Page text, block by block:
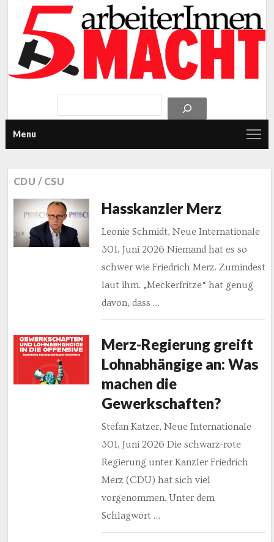
Menu
CDU / CSU
Hasskanzler Merz
Leonie Schmidt, Neue Internationale
301, Juni 2026 Niemand hat es so
schwer wie Friedrich Merz. Zumindest
laut ihm. „Meckerfritze“ hat genug
davon, dass …
Merz-Regierung greift
Lohnabhängige an: Was
machen die
Gewerkschaften?
Stefan Katzer, Neue Internationale
301, Juni 2026 Die schwarz-rote
Regierung unter Kanzler Friedrich
Merz (CDU) hat sich viel
vorgenommen. Unter dem
Schlagwort …